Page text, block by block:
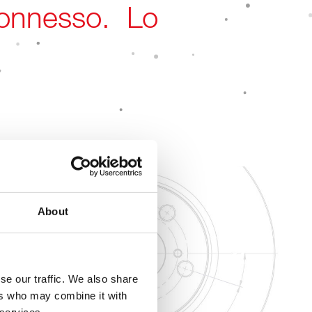
About
our traffic. We also share
who may combine it with
per Autocarri